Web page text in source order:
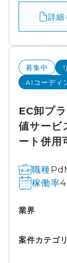
詳細
募集中
AIコーディ
EC卸プ
値サー
ート併用
職種
稼働率
業界
案件カテゴリ